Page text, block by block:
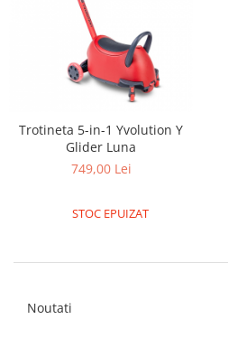
Trotineta 5-in-1 Yvolution Y
Glider Luna
749,00 Lei
STOC EPUIZAT
Noutati